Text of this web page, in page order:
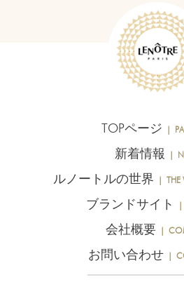
TOPページ ｜
新着情報 ｜
ルノートルの世界 ｜
ブランドサイト
会社概要｜
お問い合わせ｜